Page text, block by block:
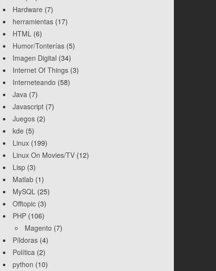
Hardware (7)
herramientas (17)
HTML (6)
Humor/Tonterías (5)
Imagen Digital (34)
Internet Of Things (3)
Interneteando (58)
Java (7)
Javascript (7)
Juegos (2)
kde (5)
Linux (199)
Linux On Movies/TV (12)
Lisp (3)
Matlab (1)
MySQL (25)
Offtopic (3)
PHP (106)
Magento (7)
Píldoras (4)
Política (2)
python (10)